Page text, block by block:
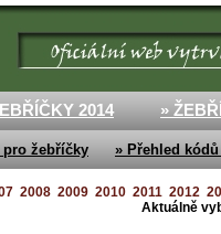
2014 »
pro žebříčky » Přehled
2008 2009 2010 2011 2012
Aktuálně